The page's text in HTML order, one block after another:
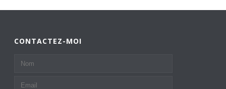
CONTACTEZ-MOI